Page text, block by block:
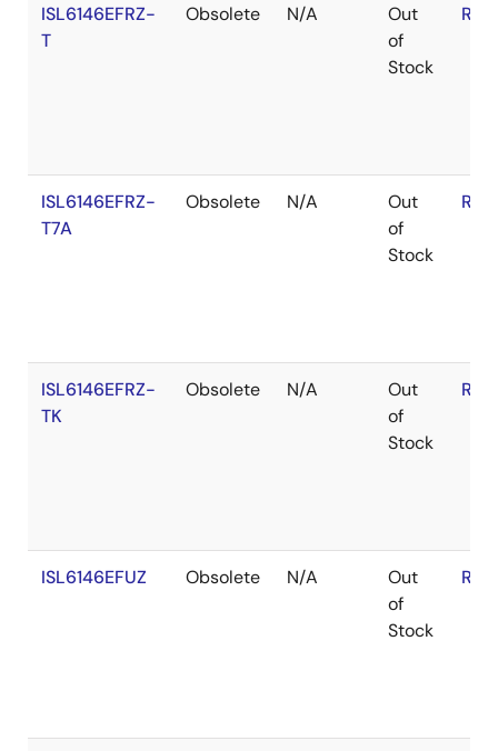
ISL6146EFRZ-
T
Obsolete N/A
Out
of
Stock
ISL6146EFRZ-
T7A
Obsolete N/A
Out
of
Stock
ISL6146EFRZ-
TK
Obsolete N/A
Out
of
Stock
ISL6146EFUZ Obsolete N/A
Out
of
Stock